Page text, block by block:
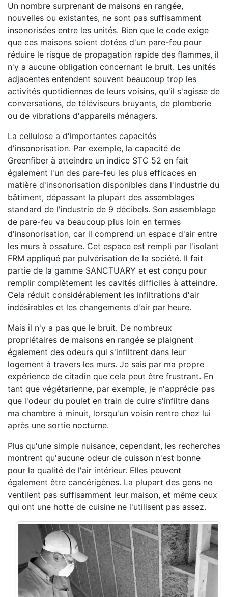
Un nombre surprenant de maisons en rangée,
nouvelles ou existantes, ne sont pas suffisamment
insonorisées entre les unités. Bien que le code exige
que ces maisons soient dotées d'un pare-feu pour
réduire le risque de propagation rapide des flammes, il
n'y a aucune obligation concernant le bruit. Les unités
adjacentes entendent souvent beaucoup trop les
activités quotidiennes de leurs voisins, qu'il s'agisse de
conversations, de téléviseurs bruyants, de plomberie
ou de vibrations d'appareils ménagers.
La cellulose a d'importantes capacités
d'insonorisation. Par exemple, la capacité de
Greenfiber à atteindre un indice STC 52 en fait
également l'un des pare-feu les plus efficaces en
matière d'insonorisation disponibles dans l'industrie du
bâtiment, dépassant la plupart des assemblages
standard de l'industrie de 9 décibels. Son assemblage
de pare-feu va beaucoup plus loin en termes
d'insonorisation, car il comprend un espace d'air entre
les murs à ossature. Cet espace est rempli par l'isolant
FRM appliqué par pulvérisation de la société. Il fait
partie de la gamme SANCTUARY et est conçu pour
remplir complètement les cavités difficiles à atteindre.
Cela réduit considérablement les infiltrations d'air
indésirables et les changements d'air par heure.
Mais il n'y a pas que le bruit. De nombreux
propriétaires de maisons en rangée se plaignent
également des odeurs qui s'infiltrent dans leur
logement à travers les murs. Je sais par ma propre
expérience de citadin que cela peut être frustrant. En
tant que végétarienne, par exemple, je n'apprécie pas
que l'odeur du poulet en train de cuire s'infiltre dans
ma chambre à minuit, lorsqu'un voisin rentre chez lui
après une sortie nocturne.
Plus qu'une simple nuisance, cependant, les recherches
montrent qu'aucune odeur de cuisson n'est bonne
pour la qualité de l'air intérieur. Elles peuvent
également être cancérigènes. La plupart des gens ne
ventilent pas suffisamment leur maison, et même ceux
qui ont une hotte de cuisine ne l'utilisent pas assez.